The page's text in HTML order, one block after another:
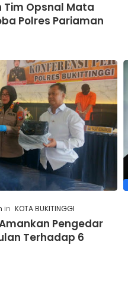
Tim Opsnal Mata
Polres Pariaman
KOTA BUKITINGGI
Pengedar
Terhadap 6